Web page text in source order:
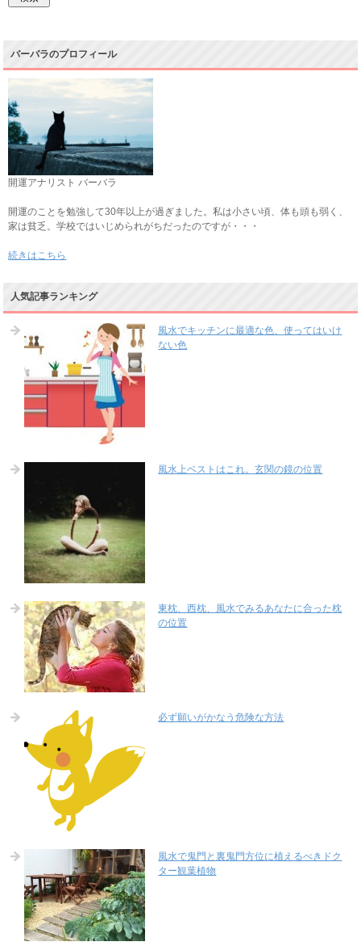
バーバラのプロフィール
開運アナリスト バーバラ
開運のことを勉強して30年以上が過ぎました。私は小さい頃、体も頭も弱く、
家は貧乏。学校ではいじめられがちだったのですが・・・
続きはこちら
人気記事ランキング
風水でキッチンに最適な色、使ってはいけ
ない色
風水上ベストはこれ。玄関の鏡の位置
東枕、西枕、風水でみるあなたに合った枕
の位置
必ず願いがかなう危険な方法
風水で鬼門と裏鬼門方位に植えるべきドク
ター観葉植物